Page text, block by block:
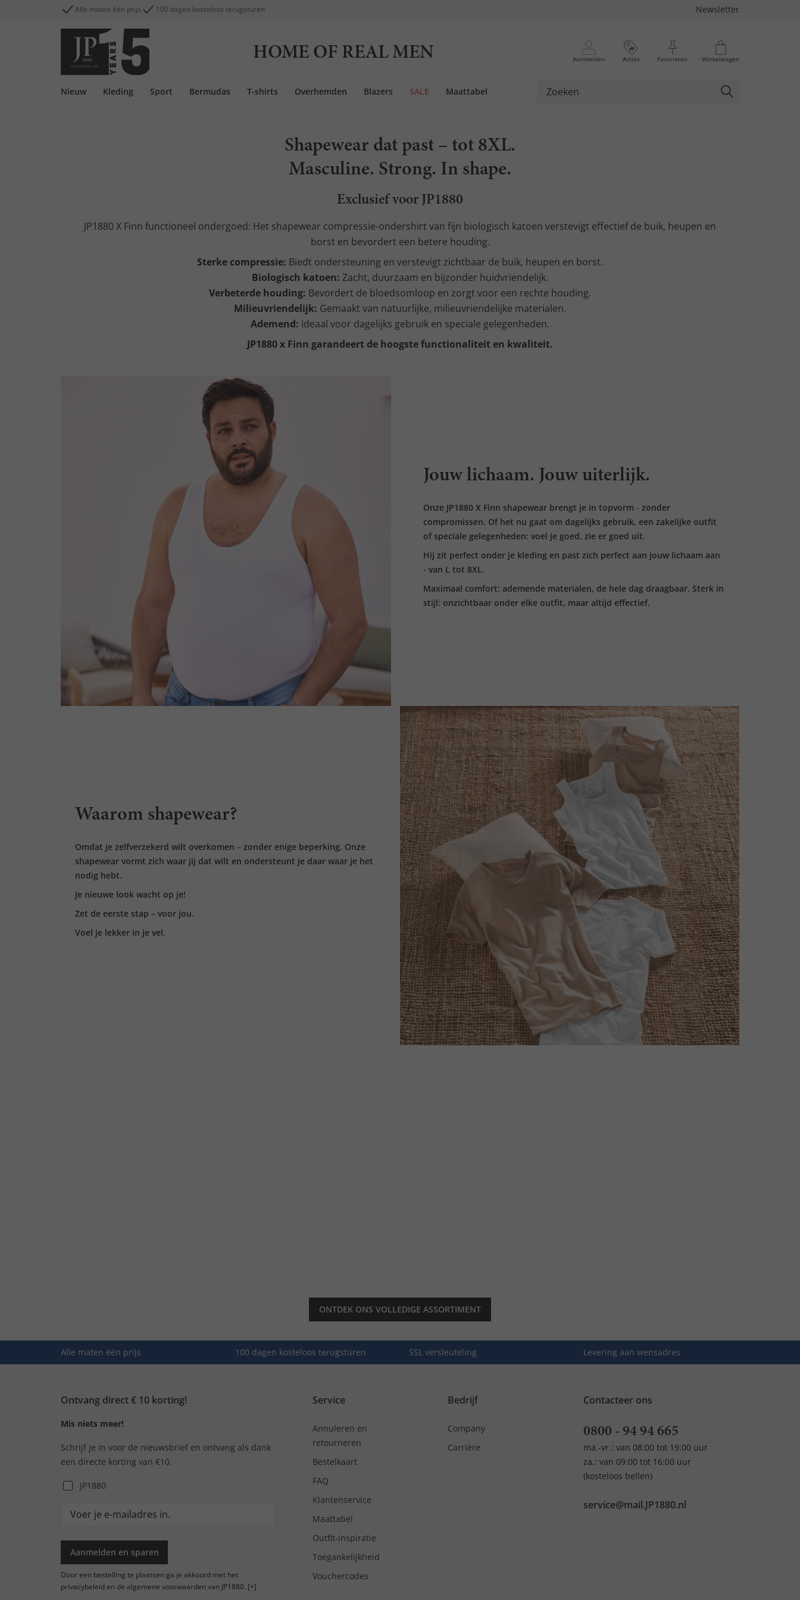
Alle maten één prijs 100 dagen kosteloos terugsturen Newsletter
HOME OF REAL MEN Aanmelden Acties Favorieten Winkelwagen
Nieuw Kleding Sport Bermudas T-shirts Overhemden Blazers SALE Maattabel
Shapewear dat past – tot 8XL.
Masculine. Strong. In shape.
Exclusief voor JP1880
JP1880 X Finn functioneel ondergoed: Het shapewear compressie-ondershirt van fijn biologisch katoen verstevigt effectief de buik, heupen en
borst en bevordert een betere houding.
Sterke compressie: Biedt ondersteuning en verstevigt zichtbaar de buik, heupen en borst.
Biologisch katoen: Zacht, duurzaam en bijzonder huidvriendelijk.
Verbeterde houding: Bevordert de bloedsomloop en zorgt voor een rechte houding.
Milieuvriendelijk: Gemaakt van natuurlijke, milieuvriendelijke materialen.
Ademend: Ideaal voor dagelijks gebruik en speciale gelegenheden.
JP1880 x Finn garandeert de hoogste functionaliteit en kwaliteit.
Jouw lichaam. Jouw uiterlijk.
Onze JP1880 X Finn shapewear brengt je in topvorm - zonder
compromissen. Of het nu gaat om dagelijks gebruik, een zakelijke outfit
of speciale gelegenheden: voel je goed, zie er goed uit.
Hij zit perfect onder je kleding en past zich perfect aan jouw lichaam aan
- van L tot 8XL.
Maximaal comfort: ademende materialen, de hele dag draagbaar. Sterk in
stijl: onzichtbaar onder elke outfit, maar altijd effectief.
Waarom shapewear?
Omdat je zelfverzekerd wilt overkomen – zonder enige beperking. Onze
shapewear vormt zich waar jij dat wilt en ondersteunt je daar waar je het
nodig hebt.
Je nieuwe look wacht op je!
Zet de eerste stap – voor jou.
Voel je lekker in je vel.
ONTDEK ONS ​​VOLLEDIGE ASSORTIMENT
Alle maten één prijs 100 dagen kosteloos terugsturen SSL versleuteling Levering aan wensadres
Ontvang direct € 10 korting!
Mis niets meer!
Schrijf je in voor de nieuwsbrief en ontvang als dank
een directe korting van €10.
JP1880
Aanmelden en sparen
Door een bestelling te plaatsen ga je akkoord met het
privacybeleid en de algemene voorwaarden van JP1880. [+]
Service
Annuleren en
retourneren
Bestelkaart
FAQ
Klantenservice
Maattabel
Outfit-inspiratie
Toegankelijkheid
Vouchercodes
Bedrijf
Company
Carrière
Contacteer ons
0800 - 94 94 665
ma.-vr.: van 08:00 tot 19:00 uur
za.: van 09:00 tot 16:00 uur
(kosteloos bellen)
service@mail.JP1880.nl